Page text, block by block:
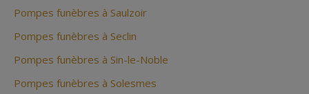
Pompes funèbres à Saulzoir
Pompes funèbres à Seclin
Pompes funèbres à Sin-le-Noble
Pompes funèbres à Solesmes